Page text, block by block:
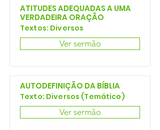
ATITUDES ADEQUADAS A UMA
VERDADEIRA ORAÇÃO
Textos: Diversos
Ver sermão
AUTODEFINIÇÃO DA BÍBLIA
Texto: Diversos (Temático)
Ver sermão